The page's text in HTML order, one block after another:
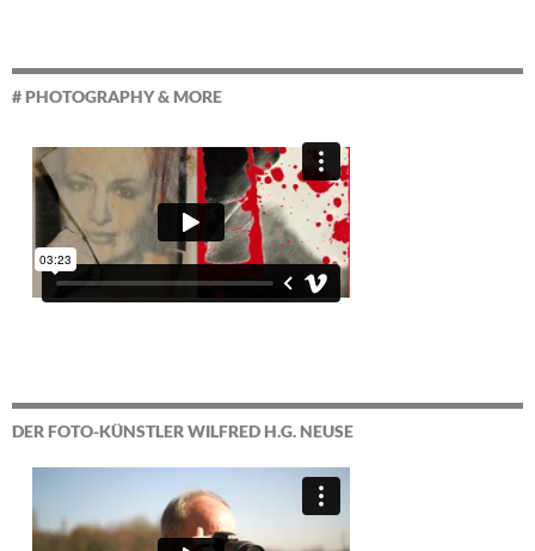
# PHOTOGRAPHY & MORE
DER FOTO-KÜNSTLER WILFRED H.G. NEUSE